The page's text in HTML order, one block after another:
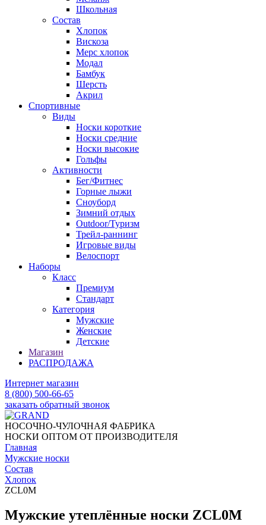
Школьная
Состав
Хлопок
Вискоза
Мерс хлопок
Модал
Бамбук
Шерсть
Акрил
Спортивные
Виды
Носки короткие
Носки средние
Носки высокие
Гольфы
Активности
Бег/Фитнес
Горные лыжи
Сноуборд
Зимний отдых
Outdoor/Туризм
Трейл-раннинг
Игровые виды
Велоспорт
Наборы
Класс
Премиум
Стандарт
Категория
Мужские
Женские
Детские
Магазин
РАСПРОДАЖА
Интернет магазин
8 (800) 500-66-65
заказать обратный звонок
НОСОЧНО-ЧУЛОЧНАЯ ФАБРИКА
НОСКИ ОПТОМ ОТ ПРОИЗВОДИТЕЛЯ
Главная
Мужские носки
Состав
Хлопок
ZCL0M
Мужские утеплённые носки ZCL0M